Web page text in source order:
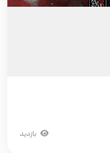
بازدید